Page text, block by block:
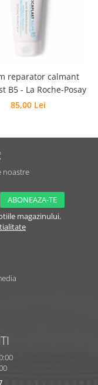
reparator calmant
B5 - La Roche-Posay
85,00 Lei
noastre
magazinului.